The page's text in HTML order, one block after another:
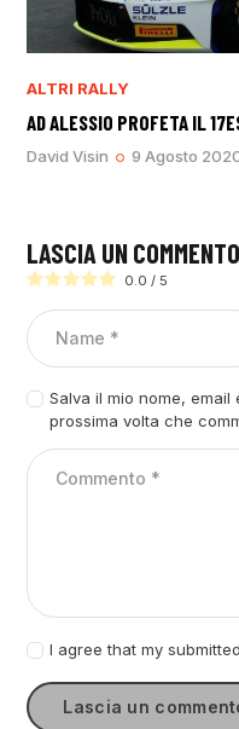
ALTRI RALLY
AD ALESSIO PROFETA IL
David Visin 9 Agosto
LASCIA UN COMMENTO
0.0 / 5
Salva il mio nome,
prossima volta che
I agree that my